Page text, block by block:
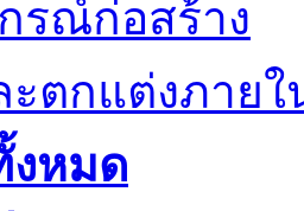
รณ์ก่อสร้าง
ตกแต่งภายใ
งหมด